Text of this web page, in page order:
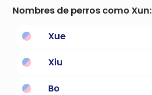
Nombres de perros como Xun:
Xue
Xiu
Bo